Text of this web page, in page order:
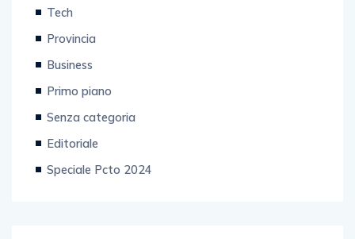
Tech
Provincia
Business
Primo piano
Senza categoria
Editoriale
Speciale Pcto 2024